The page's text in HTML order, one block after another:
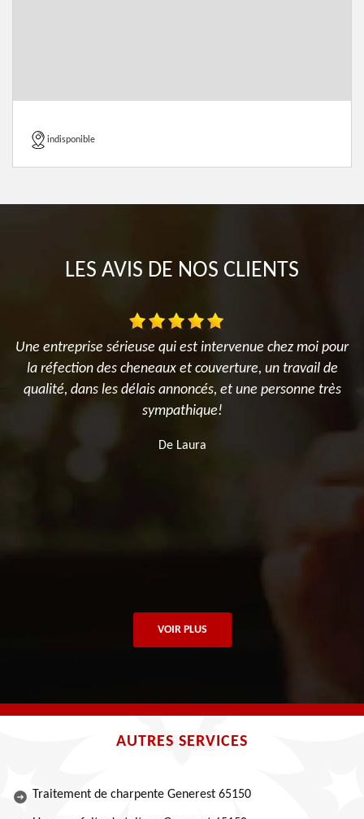
indisponible
LES AVIS DE NOS CLIENTS
Une entreprise sérieuse qui est intervenue chez moi pour
la réfection des cheneaux et couverture, un travail de
qualité, dans les délais annoncés, et une personne très
sympathique!
De Laura
VOIR PLUS
AUTRES SERVICES
Traitement de charpente Generest 65150